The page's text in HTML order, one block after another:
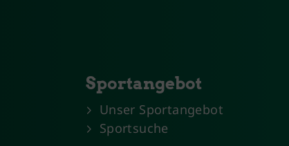
Sportangebot
Unser Sportangebot
Sportsuche